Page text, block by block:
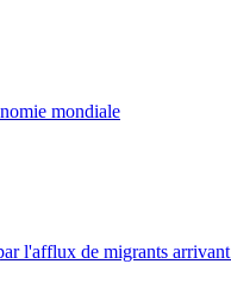
mondiale
l'afflux de migrants